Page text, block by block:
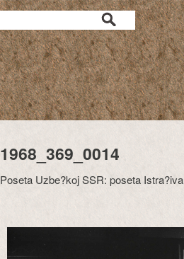
1968_369_0014
Poseta Uzbe?koj SSR: poseta